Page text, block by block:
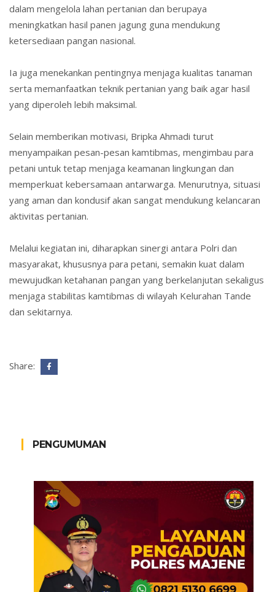
dalam mengelola lahan pertanian dan berupaya
meningkatkan hasil panen jagung guna mendukung
ketersediaan pangan nasional.
Ia juga menekankan pentingnya menjaga kualitas tanaman
serta memanfaatkan teknik pertanian yang baik agar hasil
yang diperoleh lebih maksimal.
Selain memberikan motivasi, Bripka Ahmadi turut
menyampaikan pesan-pesan kamtibmas, mengimbau para
petani untuk tetap menjaga keamanan lingkungan dan
memperkuat kebersamaan antarwarga. Menurutnya, situasi
yang aman dan kondusif akan sangat mendukung kelancaran
aktivitas pertanian.
Melalui kegiatan ini, diharapkan sinergi antara Polri dan
masyarakat, khususnya para petani, semakin kuat dalam
mewujudkan ketahanan pangan yang berkelanjutan sekaligus
menjaga stabilitas kamtibmas di wilayah Kelurahan Tande
dan sekitarnya.
Share:
PENGUMUMAN